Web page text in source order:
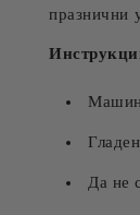
празнични
Да не